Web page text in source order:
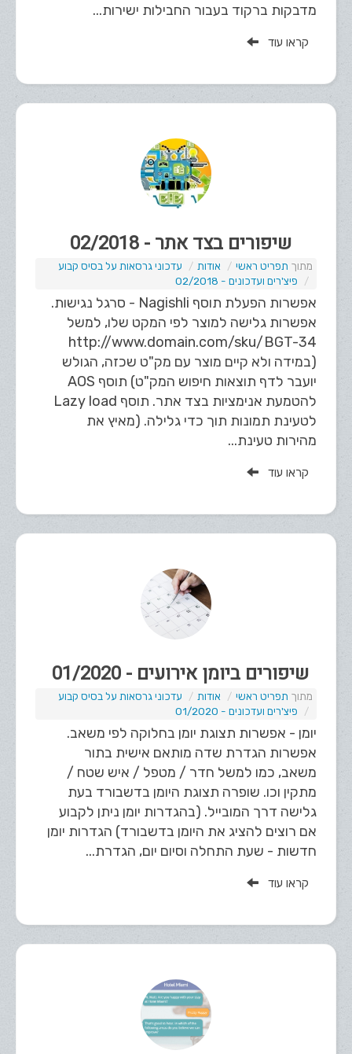
מדבקות ברקוד בעבור החבילות ישירות...
קראו עוד
שיפורים בצד אתר - 02/2018
תפריט ראשי אודות
עדכוני גרסאות על בסיס קבוע
פיצ'רים ועדכונים - 02/2018
אפשרות הפעלת תוסף Nagishli - סרגל נגישות.
אפשרות גלישה למוצר לפי המקט שלו, למשל
http://www.domain.com/sku/BGT-34
(במידה ולא קיים מוצר עם מק"ט שכזה, הגולש
יועבר לדף תוצאות חיפוש המק"ט) תוסף AOS
להטמעת אנימציות בצד אתר. תוסף Lazy load
לטעינת תמונות תוך כדי גלילה. (מאיץ את
מהירות טעינת...
קראו עוד
שיפורים ביומן אירועים - 01/2020
תפריט ראשי אודות
עדכוני גרסאות על בסיס קבוע
פיצ'רים ועדכונים - 01/2020
יומן - אפשרות תצוגת יומן בחלוקה לפי משאב.
אפשרות הגדרת שדה מותאם אישית בתור
משאב, כמו למשל חדר / מטפל / איש שטח /
מתקין וכו. שופרה תצוגת היומן בדשבורד בעת
גלישה דרך המובייל. (בהגדרות יומן ניתן לקבוע
אם רוצים להציג את היומן בדשבורד) הגדרות יומן
חדשות - שעת התחלה וסיום יום, הגדרת...
קראו עוד